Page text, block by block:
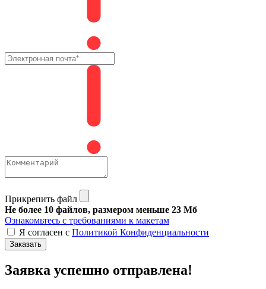
Прикрепить файл
Не более 10 файлов, размером меньше 23 Мб
Ознакомьтесь с требованиями к макетам
Я согласен с Политикой Конфиденциальности
Заказать
Заявка успешно отправлена!